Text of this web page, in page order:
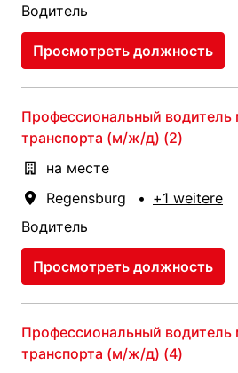
Водитель
Просмотреть должность
Профессиональный водитель
транспорта (м/ж/д) (2)
на месте
Regensburg
• +1 weitere
Водитель
Просмотреть должность
Профессиональный водитель
транспорта (м/ж/д) (4)